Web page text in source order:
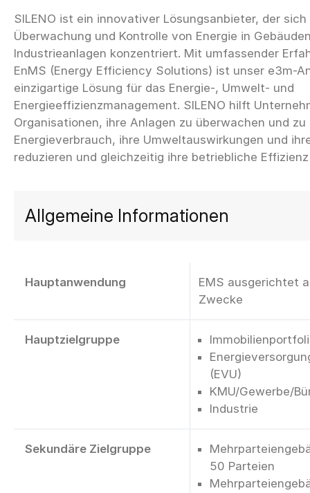
SILENO ist ein innovativer Lösungsanbieter, der
Überwachung und Kontrolle von Energie in
Industrieanlagen konzentriert. Mit umfassender
EnMS (Energy Efficiency Solutions) ist unser e3m-
einzigartige Lösung für das Energie-, Umwelt- und
Energieeffizienzmanagement. SILENO hilft
Organisationen, ihre Anlagen zu überwachen und
Energieverbrauch, ihre Umweltauswirkungen und
Allgemeine Informationen
Hauptanwendung
EMS ausgerichtet
Zwecke
Hauptzielgruppe
(EVU)
KMU/Gewerbe/
Industrie
Sekundäre Zielgruppe
50 Parteien